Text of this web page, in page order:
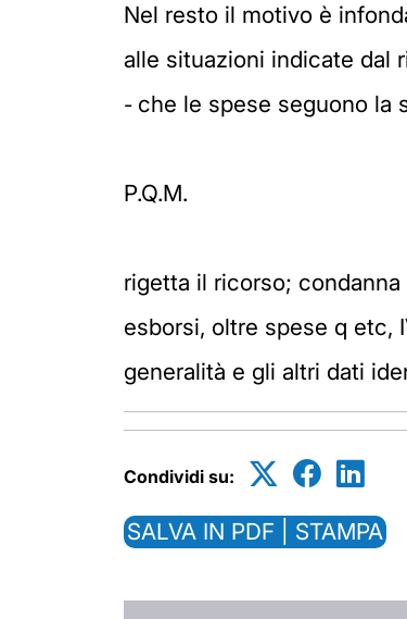
Nel resto il motivo è
alle situazioni indicate dal
- che le spese seguono la
P.Q.M.
rigetta il ricorso;
esborsi, oltre spese q etc,
generalità e gli altri dati
Condividi su:
SALVA IN PDF | STAMPA